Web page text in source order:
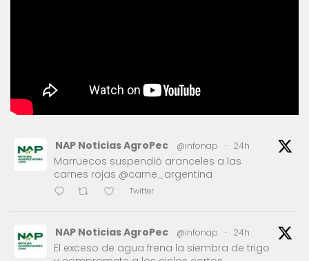
NAP Noticias AgroPec @infonap · 24h
Marruecos suspendió aranceles a las
carnes rojas @carne_argentina
Twitter
NAP Noticias AgroPec @infonap · 24h
El exceso de agua frena la siembra de trigo